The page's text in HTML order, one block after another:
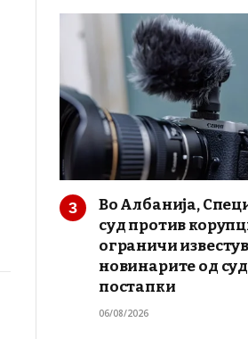
Во Албанија,
суд против
ограничи
новинарите од
постапки
06/08/2026